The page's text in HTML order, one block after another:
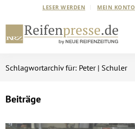
LESER WERDEN MEIN KONTO
Schlagwortarchiv für: Peter | Schuler
Beiträge